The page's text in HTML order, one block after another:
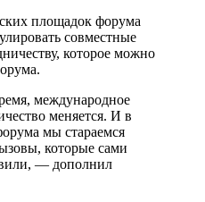
площадок форума
совместные
которое можно
международное
меняется. И в
мы стараемся
которые сами
— дополнил